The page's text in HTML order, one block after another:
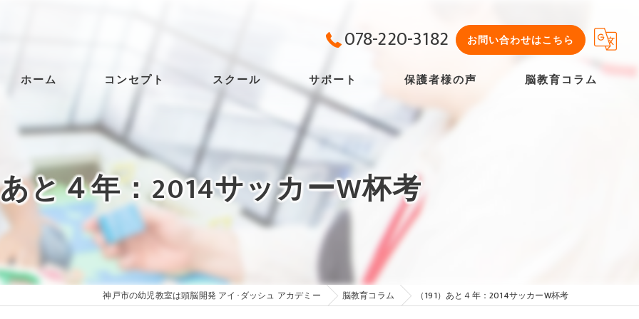
078-220-3182 お問い合わせはこちら
ホーム コンセプト スクール サポート 保護者様の声
よくある質問
脳教育コラム
と４年：2014サッカーW杯考
神戸市の幼児教室は頭脳開発 アイ･ダッシュ アカデミー 脳教育コラム （191）あと４年：2014サッカーW杯考